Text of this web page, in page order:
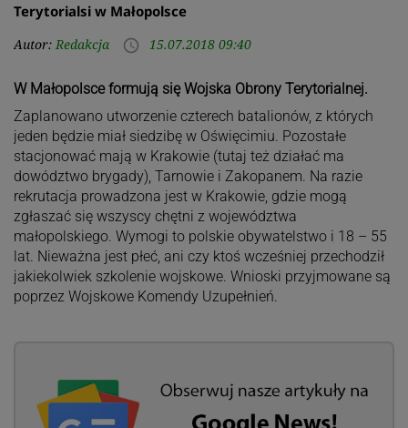
Terytorialsi w Małopolsce
Autor: Redakcja access_time 15.07.2018 09:40
W Małopolsce formują się Wojska Obrony Terytorialnej.
Zaplanowano utworzenie czterech batalionów, z których
jeden będzie miał siedzibę w Oświęcimiu. Pozostałe
stacjonować mają w Krakowie (tutaj też działać ma
dowództwo brygady), Tarnowie i Zakopanem. Na razie
rekrutacja prowadzona jest w Krakowie, gdzie mogą
zgłaszać się wszyscy chętni z województwa
małopolskiego. Wymogi to polskie obywatelstwo i 18 – 55
lat. Nieważna jest płeć, ani czy ktoś wcześniej przechodził
jakiekolwiek szkolenie wojskowe. Wnioski przyjmowane są
poprzez Wojskowe Komendy Uzupełnień.